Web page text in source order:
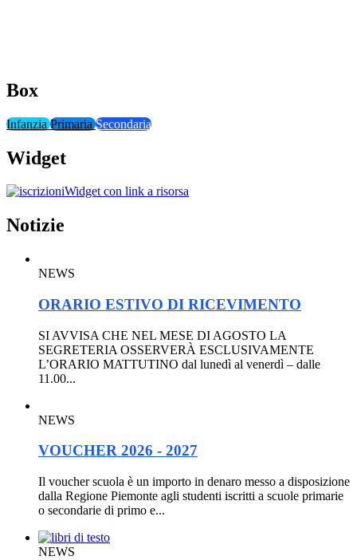
Box
InfanziaPrimariaSecondaria
Widget
Widget con link a risorsa
Notizie
NEWS
ORARIO ESTIVO DI RICEVIMENTO
SI AVVISA CHE NEL MESE DI AGOSTO LA
SEGRETERIA OSSERVERÀ ESCLUSIVAMENTE
L’ORARIO MATTUTINO dal lunedì al venerdì – dalle
11.00...
NEWS
VOUCHER 2026 - 2027
Il voucher scuola è un importo in denaro messo a disposizione
dalla Regione Piemonte agli studenti iscritti a scuole primarie
o secondarie di primo e...
NEWS